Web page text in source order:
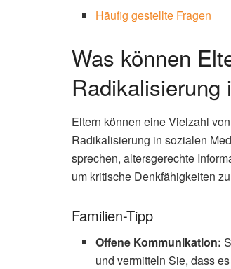
Häufig gestellte Fragen
Was können
Eltern können eine Vielzahl
Radikalisierung in sozialen
sprechen, altersgerechte
um kritische Denkfähigkeiten
Familien-Tipp
Offene Kommunikation:
und vermitteln Sie, dass